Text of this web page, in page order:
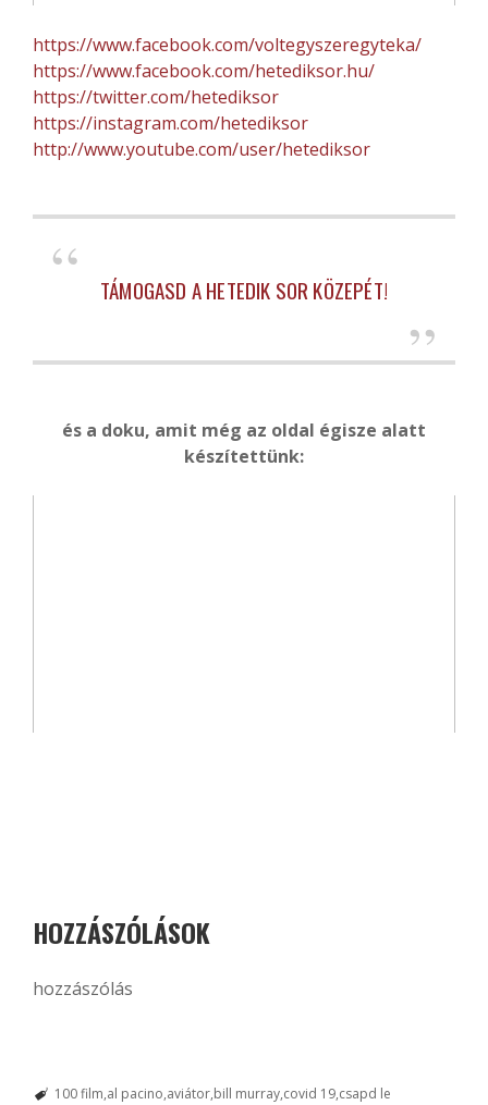
https://www.facebook.com/voltegyszeregyteka/
https://www.facebook.com/hetediksor.hu/
https://twitter.com/hetediksor
https://instagram.com/hetediksor
http://www.youtube.com/user/hetediksor
TÁMOGASD A HETEDIK SOR KÖZEPÉT!
és a doku, amit még az oldal égisze alatt
készítettünk:
HOZZÁSZÓLÁSOK
hozzászólás
100 film al pacino aviátor bill murray covid 19 csapd le